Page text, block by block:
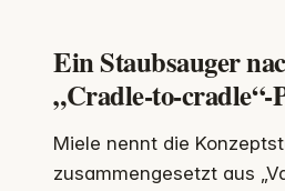
Ein Staubsauger
„Cradle-to-
Miele nennt die
zusammengesetzt aus